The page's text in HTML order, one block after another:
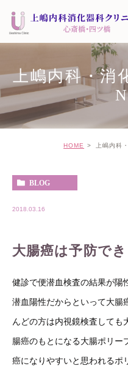
上嶋内科・消
HOME 上嶋内科
BLOG
2018.03.16
大腸癌は予防で
健診で便潜血検査の結果が陽
潜血陽性だからといって大腸
んどの方は内視鏡検査しても
腸癌のもとになる大腸ポリー
癌になりやすいと思われるポ